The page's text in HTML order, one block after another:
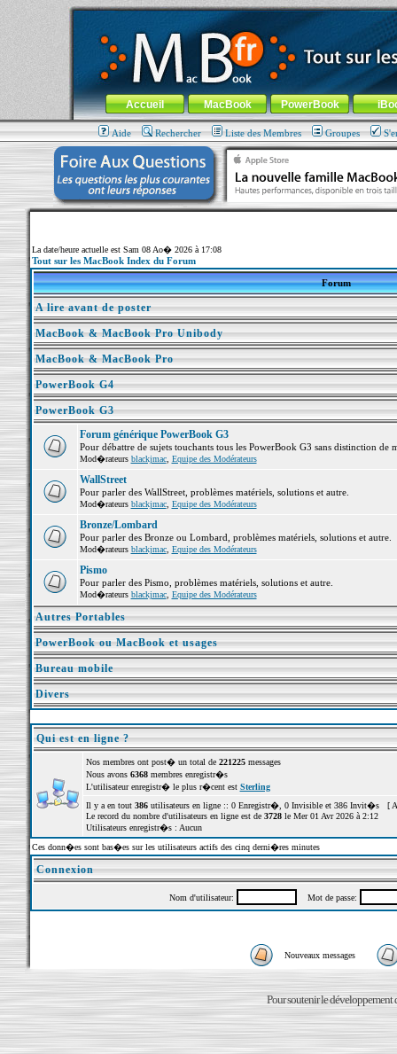
MacBook-fr.com : 100% Apple... 100% nomade !
Aller au contenu-Aller au menu général-Aller au menu de
Menu général
Accueil MacBook PowerBook
Aide Rechercher Liste des Membres Groupes
La date/heure actuelle est Sam 08 Ao� 2026 à 17:08
Tout sur les MacBook Index du Forum
Forum
A lire avant de poster
MacBook & MacBook Pro Unibody
MacBook & MacBook Pro
PowerBook G4
PowerBook G3
Forum générique PowerBook G3
Pour débattre de sujets touchants tous les PowerBook G3 sans distinction de
Mod�rateurs blackjmac, Equipe des Modérateurs
WallStreet
Pour parler des WallStreet, problèmes matériels, solutions et autre.
Mod�rateurs blackjmac, Equipe des Modérateurs
Bronze/Lombard
Pour parler des Bronze ou Lombard, problèmes matériels, solutions et autre.
Mod�rateurs blackjmac, Equipe des Modérateurs
Pismo
Pour parler des Pismo, problèmes matériels, solutions et autre.
Mod�rateurs blackjmac, Equipe des Modérateurs
Autres Portables
PowerBook ou MacBook et usages
Bureau mobile
Divers
Qui est en ligne ?
Nos membres ont post� un total de 221225messages
Nous avons 6368membres enregistr�s
L'utilisateur enregistr� le plus r�cent est Sterling
Il y a en tout 386utilisateurs en ligne :: 0 Enregistr�, 0 Invisible et 386 Invit�s [
Le record du nombre d'utilisateurs en ligne est de 3728le Mer 01 Avr 2026 à 2:12
Utilisateurs enregistr�s : Aucun
Ces donn�es sont bas�es sur les utilisateurs actifs des cinq derni�res minutes
Connexion
Nom d'utilisateur: Mot de passe:
Nouveaux messages
Pour soutenir le développement